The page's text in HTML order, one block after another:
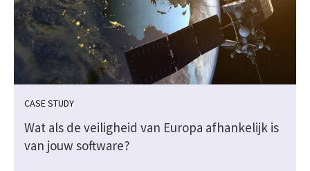
CASE STUDY
Wat als de veiligheid van Europa afhankelijk is
van jouw software?